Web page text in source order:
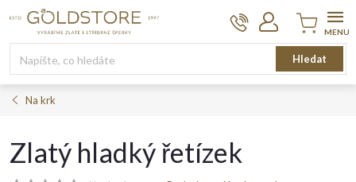
Hledat
Nákupní
košík
Na krk
Zlatý hladký řetízek